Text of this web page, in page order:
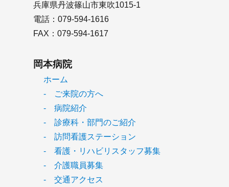
兵庫県丹波篠山市東吹1015-1
電話：079-594-1616
FAX：079-594-1617
岡本病院
ホーム
- ご来院の方へ
- 病院紹介
- 診療科・部門のご紹介
- 訪問看護ステーション
- 看護・リハビリスタッフ募集
- 介護職員募集
- 交通アクセス